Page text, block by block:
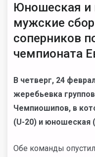
Юношеская и
мужские
соперников
чемпионата
В четверг, 24
жеребьевка
Чемпиошипов, в
(U-20) и юношеская (
Обе команды